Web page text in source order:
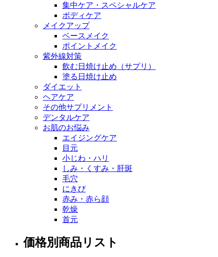
集中ケア・スペシャルケア
ボディケア
メイクアップ
ベースメイク
ポイントメイク
紫外線対策
飲む日焼け止め（サプリ）
塗る日焼け止め
ダイエット
ヘアケア
その他サプリメント
デンタルケア
お肌のお悩み
エイジングケア
目元
小じわ・ハリ
しみ・くすみ・肝斑
毛穴
にきび
赤み・赤ら顔
乾燥
首元
価格別商品リスト